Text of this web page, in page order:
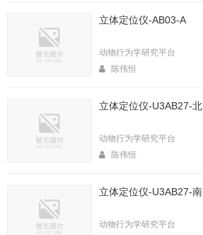
立体定位仪-AB03-A
动物行为学研究平台
陈伟恒
立体定位仪-U3AB27-北
动物行为学研究平台
陈伟恒
立体定位仪-U3AB27-南
动物行为学研究平台